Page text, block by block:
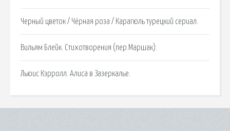
Черный цветок / Чёрная роза / Карагюль турецкий сериал.
Вильям Блейк. Стихотворения (пер.Маршак).
Льюис Кэрролл. Алиса в Зазеркалье.